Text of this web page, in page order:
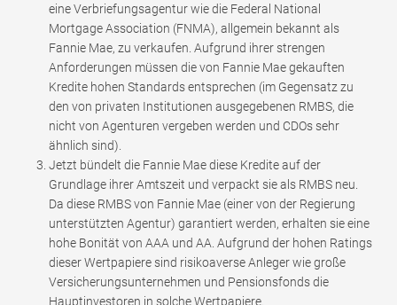
eine Verbriefungsagentur wie die Federal National
Mortgage Association (FNMA), allgemein bekannt als
Fannie Mae, zu verkaufen. Aufgrund ihrer strengen
Anforderungen müssen die von Fannie Mae gekauften
Kredite hohen Standards entsprechen (im Gegensatz zu
den von privaten Institutionen ausgegebenen RMBS, die
nicht von Agenturen vergeben werden und CDOs sehr
ähnlich sind).
Jetzt bündelt die Fannie Mae diese Kredite auf der
Grundlage ihrer Amtszeit und verpackt sie als RMBS neu.
Da diese RMBS von Fannie Mae (einer von der Regierung
unterstützten Agentur) garantiert werden, erhalten sie eine
hohe Bonität von AAA und AA. Aufgrund der hohen Ratings
dieser Wertpapiere sind risikoaverse Anleger wie große
Versicherungsunternehmen und Pensionsfonds die
Hauptinvestoren in solche Wertpapiere.